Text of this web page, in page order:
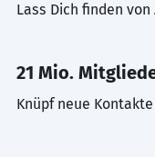
Lass Dich finden
21 Mio.
Knüpf neue